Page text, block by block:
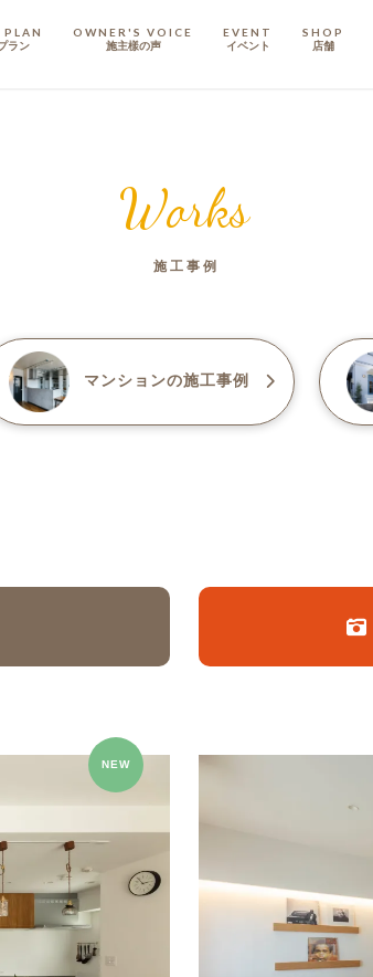
PLAN
ラン
OWNER'S VOICE
施主樣の声
EVENT
イベント
SHOP
店舗
Works
施工事例
マンションの施工事例
NEW